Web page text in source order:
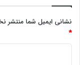
نشانی ایمیل شما منتشر
*